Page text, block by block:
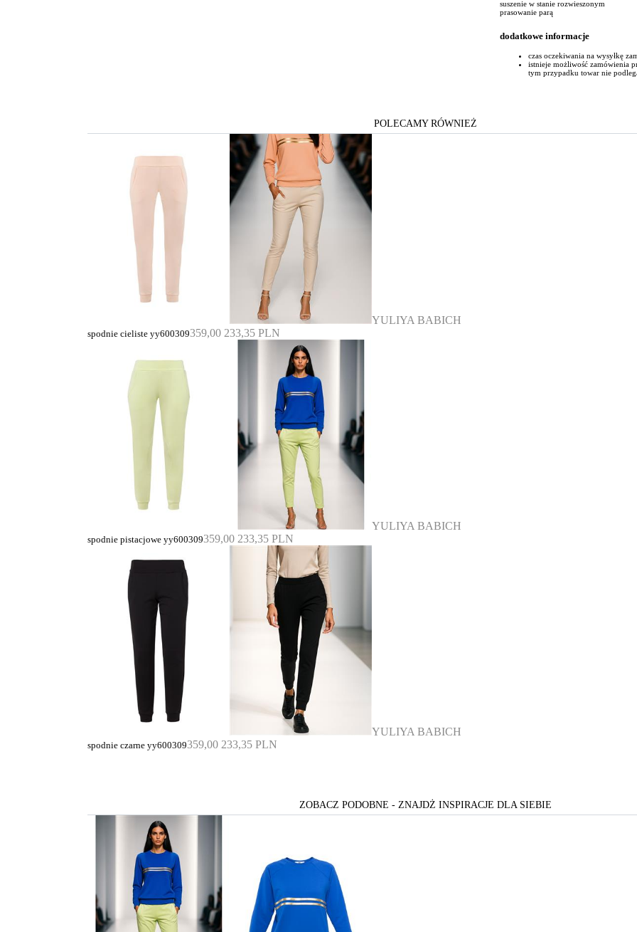
suszenie w stanie rozwieszonym
prasowanie parą
dodatkowe informacje
czas oczekiwania na wysyłkę
istnieje możliwość zamówienia
tym przypadku towar nie
POLECAMY RÓWNIEŻ
YULIYA BABICH
spodnie cieliste yy600309359,00 233,35 PLN
YULIYA BABICH
spodnie pistacjowe yy600309359,00 233,35 PLN
YULIYA BABICH
spodnie czarne yy600309359,00 233,35 PLN
ZOBACZ PODOBNE - ZNAJDŻ INSPIRACJE DLA SIEBIE